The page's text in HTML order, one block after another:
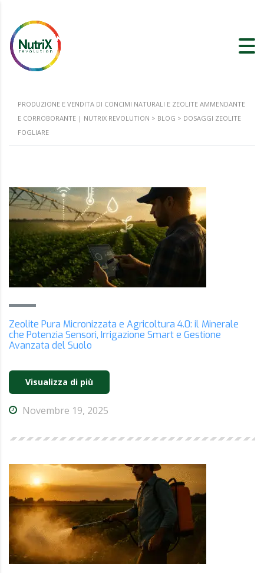
PRODUZIONE E VENDITA DI CONCIMI NATURALI E ZEOLITE AMMENDANTE
E CORROBORANTE | NUTRIX REVOLUTION > BLOG > DOSAGGI ZEOLITE
FOGLIARE
Zeolite Pura Micronizzata e Agricoltura 4.0: il Minerale
che Potenzia Sensori, Irrigazione Smart e Gestione
Avanzata del Suolo
Visualizza di più
Novembre 19, 2025